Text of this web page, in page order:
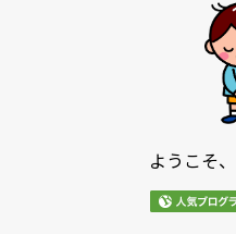
ようこそ、